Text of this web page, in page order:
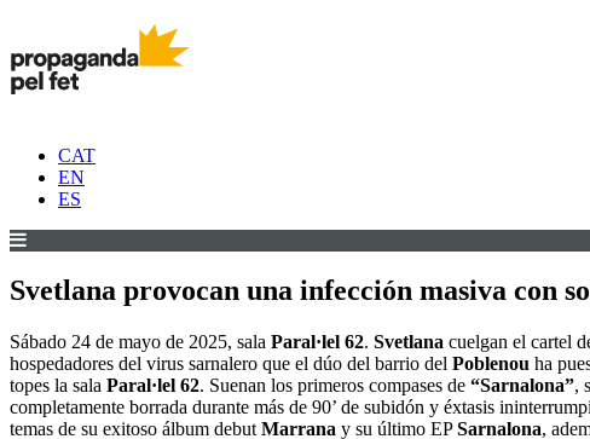
CAT
EN
ES
Svetlana provocan una infección masiva con
Sábado 24 de mayo de 2025, sala Paral·lel 62. Svetlana cuelgan el cartel
hospedadores del virus sarnalero que el dúo del barrio del Poblenou ha
topes la sala Paral·lel 62. Suenan los primeros compases de “Sarnalona”,
completamente borrada durante más de 90’ de subidón y éxtasis
temas de su exitoso álbum debut Marrana y su último EPSarnalona,